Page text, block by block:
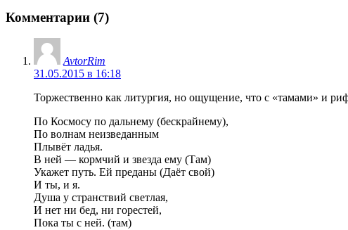
Комментарии (7)
AvtorRim
31.05.2015 в 16:18
Торжественно как литургия, но ощущение, что с «тамами» и
По Космосу по дальнему (бескрайнему),
По волнам неизведанным
Плывёт ладья.
В ней — кормчий и звезда ему (Там)
Укажет путь. Ей преданы (Даёт свой)
И ты, и я.
Душа у странствий светлая,
И нет ни бед, ни горестей,
Пока ты с ней. (там)